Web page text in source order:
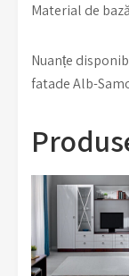
Material de
Nuanțe
fatade Alb-